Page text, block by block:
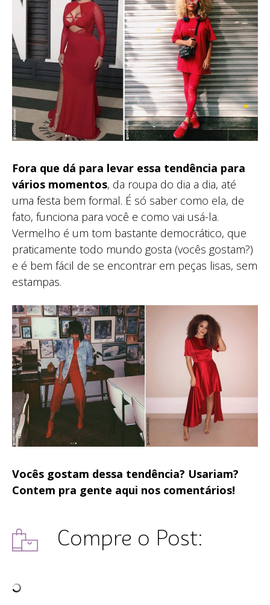
Fora que dá para levar essa tendência para
vários momentos, da roupa do dia a dia, até
uma festa bem formal. É só saber como ela, de
fato, funciona para você e como vai usá-la.
Vermelho é um tom bastante democrático, que
praticamente todo mundo gosta (vocês gostam?)
e é bem fácil de se encontrar em peças lisas, sem
estampas.
Vocês gostam dessa tendência? Usariam?
Contem pra gente aqui nos comentários!
Compre o Post: